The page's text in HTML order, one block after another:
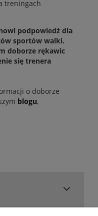
treningach
podpowiedź dla
sportów walki.
doborze rękawic
się trenera
o doborze
blogu,